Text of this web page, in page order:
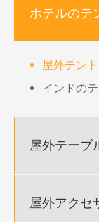
ホテルのテ
屋外テント
インドのテ
屋外テーブ
屋外アクセ